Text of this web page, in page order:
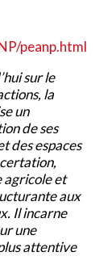
peanp.html
sur le
la
un
de ses
des espaces
agricole et
aux
Il incarne
une
attentive